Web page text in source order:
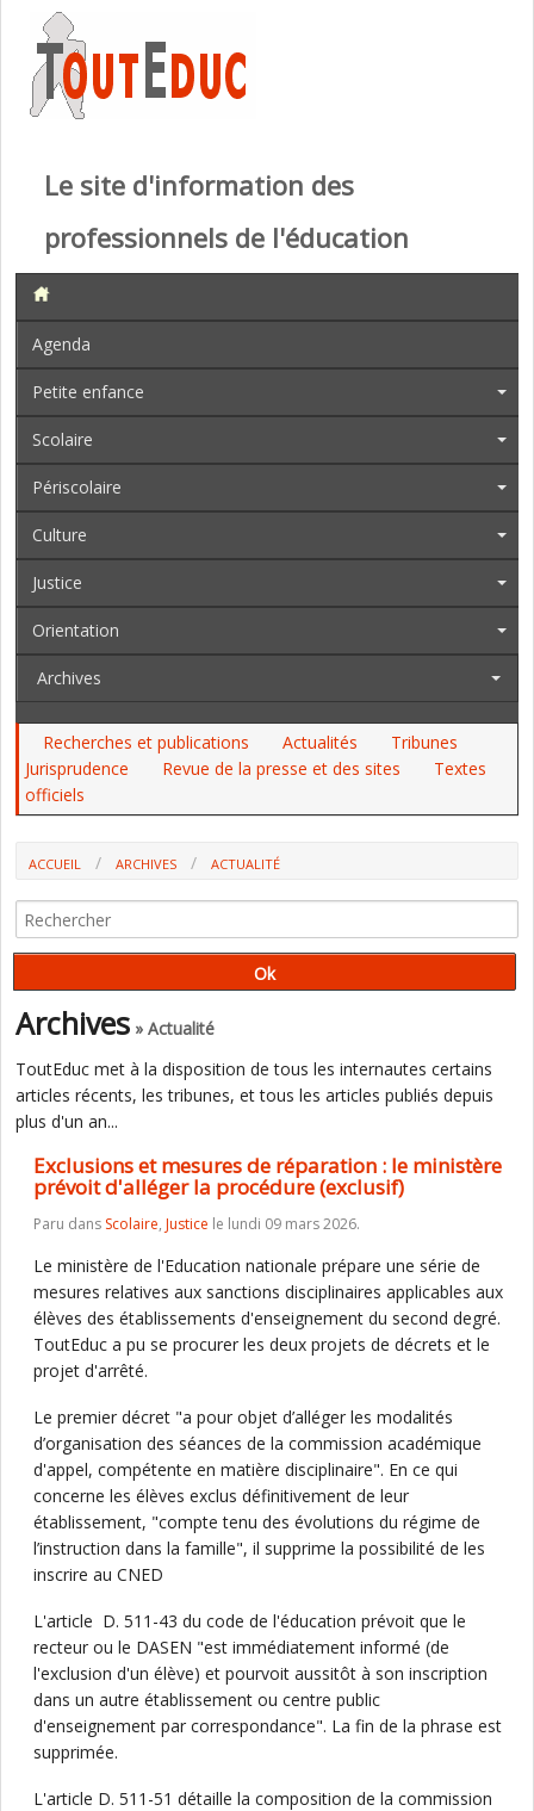
Le site d'information des
professionnels de l'éducation
Agenda
Petite enfance
Scolaire
Périscolaire
Culture
Justice
Orientation
Archives
Recherches et publications Actualités
Tribunes
Jurisprudence
Revue de la presse et des sites
Textes
officiels
ACCUEIL ARCHIVES
ACTUALITÉ
D'ALLÉGER LA PROCÉDURE (EXCLUSIF)
Archives » Actualité
ToutEduc met à la disposition de tous les internautes certains
articles récents, les tribunes, et tous les articles publiés depuis
plus d'un an...
Exclusions et mesures de réparation : le ministère
prévoit d'alléger la procédure (exclusif)
Paru dans Scolaire, Justice le lundi 09 mars 2026.
Le ministère de l'Education nationale prépare une série de
mesures relatives aux sanctions disciplinaires applicables aux
élèves des établissements d'enseignement du second degré.
ToutEduc a pu se procurer les deux projets de décrets et le
projet d'arrêté.
Le premier décret "a pour objet d’alléger les modalités
d’organisation des séances de la commission académique
d'appel, compétente en matière disciplinaire". En ce qui
concerne les élèves exclus définitivement de leur
établissement, "compte tenu des évolutions du régime de
l’instruction dans la famille", il supprime la possibilité de les
inscrire au CNED
L'article D. 511-43 du code de l'éducation prévoit que le
recteur ou le DASEN "est immédiatement informé (de
l'exclusion d'un élève) et pourvoit aussitôt à son inscription
dans un autre établissement ou centre public
d'enseignement par correspondance". La fin de la phrase est
supprimée.
L'article D. 511-51 détaille la composition de la commission